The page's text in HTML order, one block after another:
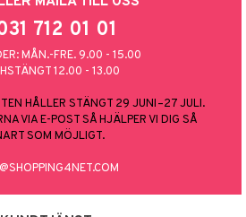
712 01 01
MÅN.-FRE. 9.00 - 15.00
12.00 - 13.00
HÅLLER STÄNGT 29 JUNI–27 JULI.
VIA E-POST SÅ HJÄLPER VI DIG SÅ
SOM MÖJLIGT.